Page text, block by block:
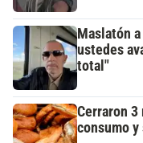
Maslatón
ustedes
total"
Cerraron 3
consumo y